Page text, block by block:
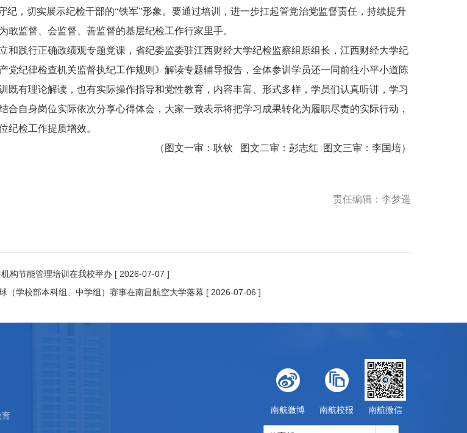
纪，切实展示纪检干部的“铁军”形象。要通过培训，进一步扛起管党治党监督责任，持续提升
敢监督、会监督、善监督的基层纪检工作行家里手。
和践行正确政绩观专题党课，省纪委监委驻江西财经大学纪检监察组原组长，江西财经大学纪
党纪律检查机关监督执纪工作规则》解读专题辅导报告，全体参训学员还一同前往小平小道陈
既有理论解读，也有实际操作指导和党性教育，内容丰富、形式多样，学员们认真听讲，学习
合自身岗位实际依次分享心得体会，大家一致表示将把学习成果转化为履职尽责的实际行动，
纪检工作提质增效。
（图文一审：耿钦 图文二审：彭志红 图文三审：李国培）
责任编辑：李梦遥
构节能管理培训在我校举办 [ 2026-07-07 ]
（学校部本科组、中学组）赛事在南昌航空大学落幕 [ 2026-07-06 ]
育
南航微博 南航校报 南航微信